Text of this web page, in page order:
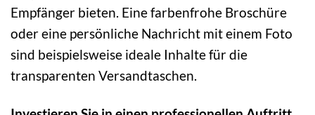
Empfänger bieten. Eine farbenfrohe Broschüre
oder eine persönliche Nachricht mit einem Foto
sind beispielsweise ideale Inhalte für die
transparenten Versandtaschen.